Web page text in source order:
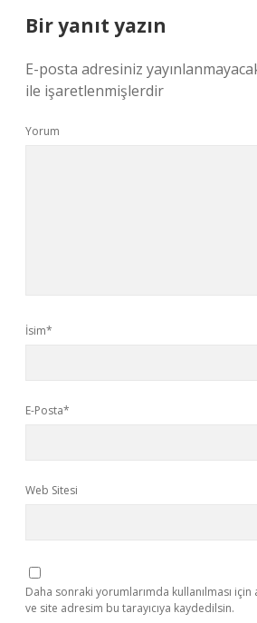
Bir yanıt yazın
E-posta adresiniz
ile işaretlenmişlerdir
Yorum
İsim*
E-Posta*
Web Sitesi
Daha sonraki yorumlarımda kullanılması
ve site adresim bu tarayıcıya kaydedilsin.